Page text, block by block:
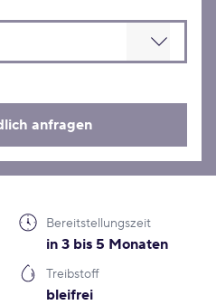
anfragen
Bereitstellungszeit
in 3 bis 5 Monaten
Treibstoff
bleifrei